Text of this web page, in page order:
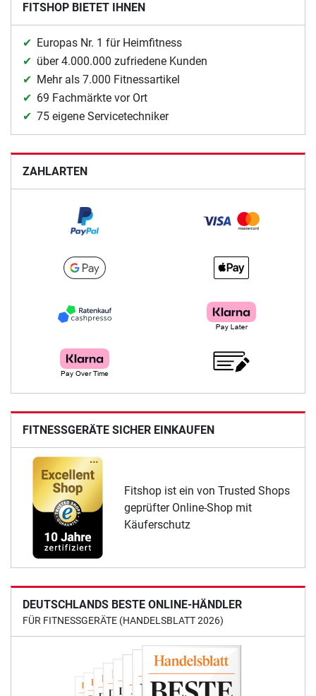
FITSHOP BIETET IHNEN
Europas Nr. 1 für Heimfitness
über 4.000.000 zufriedene Kunden
Mehr als 7.000 Fitnessartikel
69 Fachmärkte vor Ort
75 eigene Servicetechniker
ZAHLARTEN
FITNESSGERÄTE SICHER EINKAUFEN
Fitshop ist ein von Trusted Shops
geprüfter Online-Shop mit
Käuferschutz
DEUTSCHLANDS BESTE ONLINE-HÄNDLER
FÜR FITNESSGERÄTE (HANDELSBLATT 2026)